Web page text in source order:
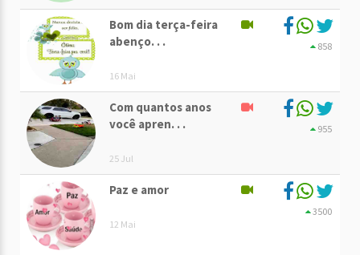
Bom dia terça-feira
abenço. . .
16 Mai
858
Com quantos anos
você apren. . .
25 Jul
955
Paz e amor
12 Mai
3500